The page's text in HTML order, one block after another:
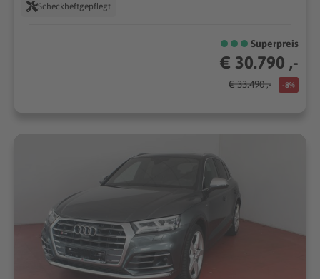
Scheckheftgepflegt
Superpreis
€ 30.790 ,-
€ 33.490 ,- -8%